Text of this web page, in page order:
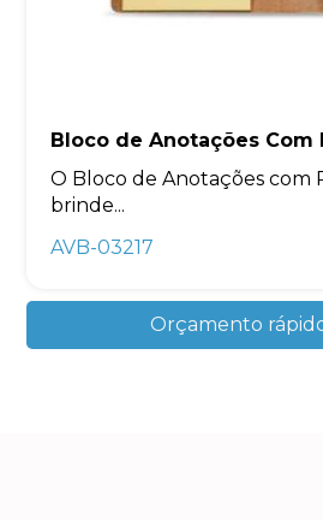
Bloco de Anotações Com
O Bloco de Anotações com
brinde...
AVB-03217
Orçamento